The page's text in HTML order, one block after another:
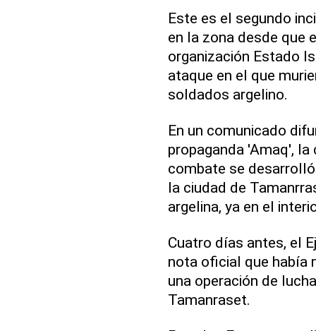
Este es el segundo
en la zona desde que
organización Estado
ataque en el que
soldados argelino.
En un comunicado
propaganda 'Amaq',
combate se
la ciudad de
argelina, ya en el
Cuatro días antes, el
nota oficial que había
una operación de
Tamanraset.